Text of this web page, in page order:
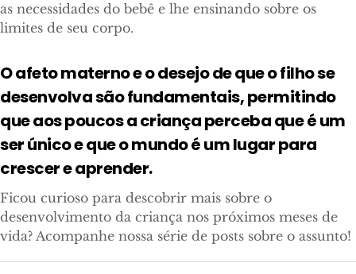
as necessidades do bebê e lhe ensinando sobre os
limites de seu corpo.
O afeto materno e o desejo de que o filho se
desenvolva são fundamentais, permitindo
que aos poucos a criança perceba que é um
ser único e que o mundo é um lugar para
crescer e aprender.
Ficou curioso para descobrir mais sobre o
desenvolvimento da criança nos próximos meses de
vida? Acompanhe nossa série de posts sobre o assunto!